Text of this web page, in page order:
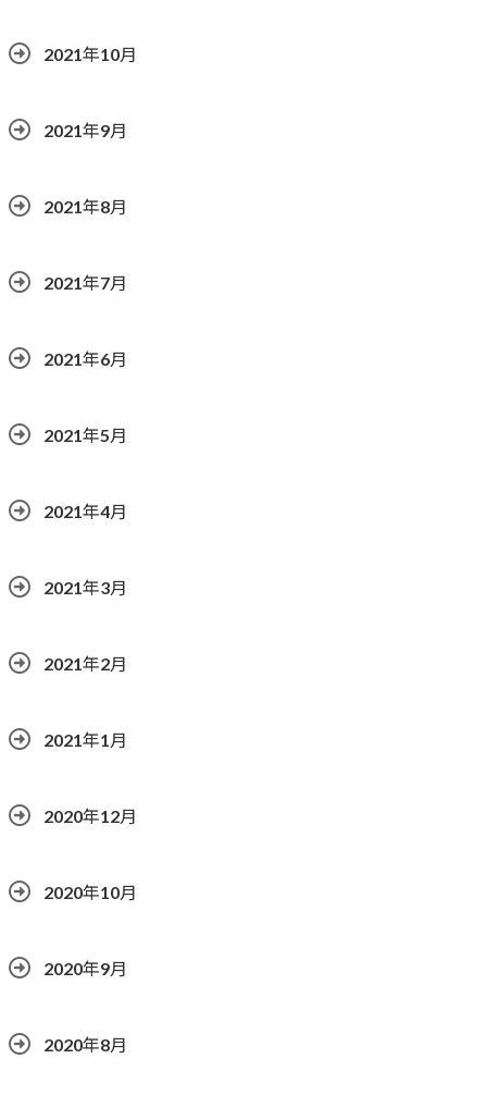
2021年10月
2021年9月
2021年8月
2021年7月
2021年6月
2021年5月
2021年4月
2021年3月
2021年2月
2021年1月
2020年12月
2020年10月
2020年9月
2020年8月